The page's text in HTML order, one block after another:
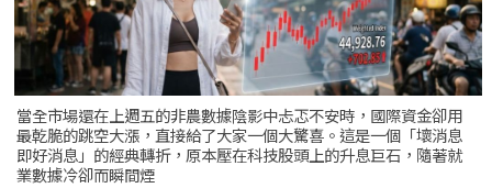
當全市場還在上週五的非農數據陰影中忐忑不安時，國際資金卻用
最乾脆的跳空大漲，直接給了大家一個大驚喜。這是一個「壞消息
即好消息」的經典轉折，原本壓在科技股頭上的升息巨石，隨著就
業數據冷卻而瞬間煙